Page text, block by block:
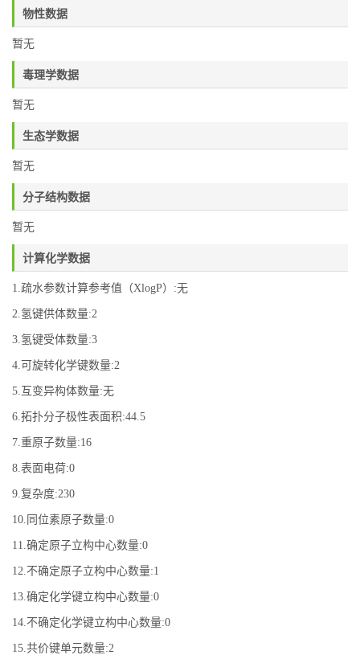
物性数据
暂无
毒理学数据
暂无
生态学数据
暂无
分子结构数据
暂无
计算化学数据
1.疏水参数计算参考值（XlogP）:无
2.氢键供体数量:2
3.氢键受体数量:3
4.可旋转化学键数量:2
5.互变异构体数量:无
6.拓扑分子极性表面积:44.5
7.重原子数量:16
8.表面电荷:0
9.复杂度:230
10.同位素原子数量:0
11.确定原子立构中心数量:0
12.不确定原子立构中心数量:1
13.确定化学键立构中心数量:0
14.不确定化学键立构中心数量:0
15.共价键单元数量:2